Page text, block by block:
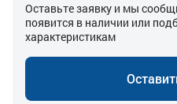
Оставьте заявку и мы
появится в наличии или
характеристикам